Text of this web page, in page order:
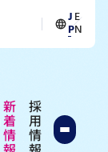
J
P／
E
N
新
着
情
採
用
情